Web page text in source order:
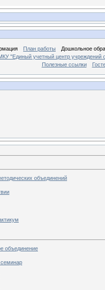
План работы
Дошкольное
"Единый учетный центр учреждений
Полезные ссылки
объединений
объединение
семинар